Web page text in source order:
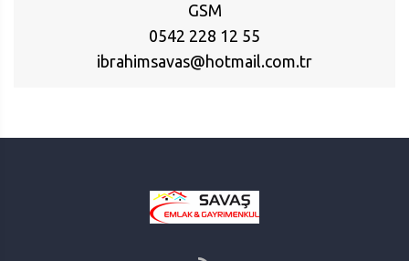
GSM
0542 228 12 55
ibrahimsavas@hotmail.com.tr